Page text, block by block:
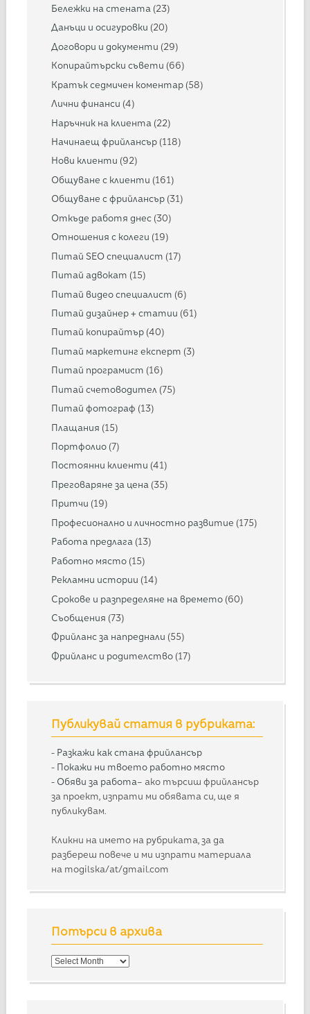
Бележки на стената (23)
Данъци и осигуровки (20)
Договори и документи (29)
Копирайтърски съвети (66)
Кратък седмичен коментар (58)
Лични финанси (4)
Наръчник на клиента (22)
Начинаещ фрийлансър (118)
Нови клиенти (92)
Общуване с клиенти (161)
Общуване с фрийлансър (31)
Откъде работя днес (30)
Отношения с колеги (19)
Питай SEO специалист (17)
Питай адвокат (15)
Питай видео специалист (6)
Питай дизайнер + статии (61)
Питай копирайтър (40)
Питай маркетинг експерт (3)
Питай програмист (16)
Питай счетоводител (75)
Питай фотограф (13)
Плащания (15)
Портфолио (7)
Постоянни клиенти (41)
Преговаряне за цена (35)
Притчи (19)
Професионално и личностно развитие (175)
Работа предлага (13)
Работно място (15)
Рекламни истории (14)
Срокове и разпределяне на времето (60)
Съобщения (73)
Фрийланс за напреднали (55)
Фрийланс и родителство (17)
Публикувай статия в рубриката:
- Разкажи как стана фрийлансър
- Покажи ни твоето работно място
- Обяви за работа– ако търсиш фрийлансър
за проект, изпрати ми обявата си, ще я
публикувам.
Кликни на името на рубриката, за да
разбереш повече и ми изпрати материала
на mogilska/at/gmail.com
Потърси в архива
Потърси